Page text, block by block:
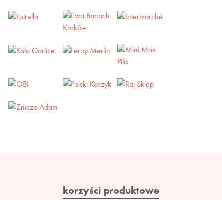
korzyści produktowe